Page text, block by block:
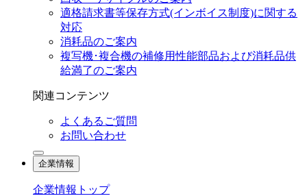
適格請求書等保存方式(インボイス制度)に関する
対応
消耗品のご案内
複写機･複合機の補修用性能部品および消耗品供
給満了のご案内
関連コンテンツ
よくあるご質問
お問い合わせ
企業情報
企業情報トップ